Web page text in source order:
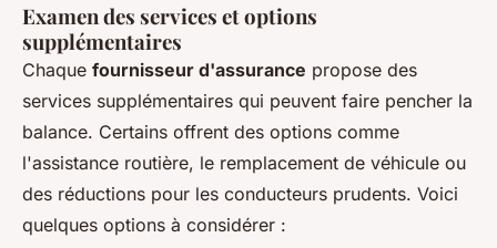
Examen des services et options
supplémentaires
Chaque fournisseur d'assurance propose des
services supplémentaires qui peuvent faire pencher la
balance. Certains offrent des options comme
l'assistance routière, le remplacement de véhicule ou
des réductions pour les conducteurs prudents. Voici
quelques options à considérer :